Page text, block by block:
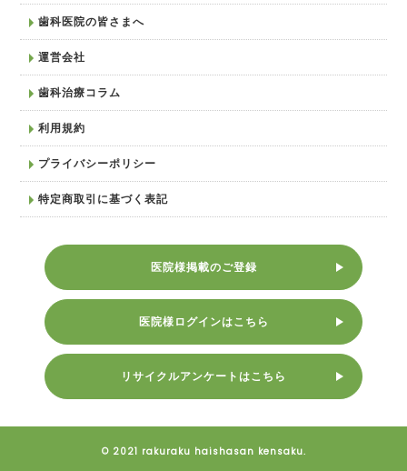
歯科医院の皆さまへ
運営会社
歯科治療コラム
利用規約
プライバシーポリシー
特定商取引に基づく表記
医院様掲載のご登録
医院様ログインはこちら
リサイクルアンケートはこちら
© 2021 rakuraku haishasan kensaku.